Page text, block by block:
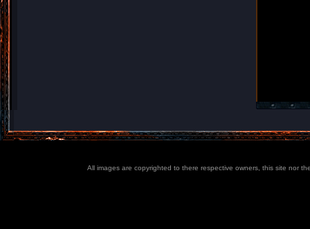
All images are copyrighted to there respective owners, this site nor